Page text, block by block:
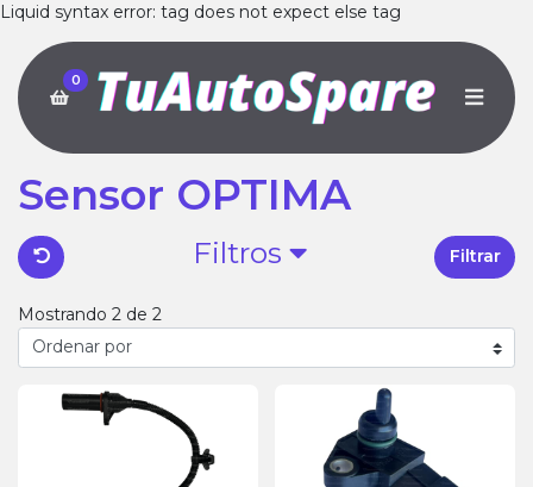
Liquid syntax error: tag does not expect else tag
0
Sensor OPTIMA
Filtros Filtrar
Mostrando 2 de 2